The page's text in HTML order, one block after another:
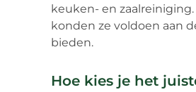
keuken- en
konden ze voldoen aan
bieden.
Hoe kies je het